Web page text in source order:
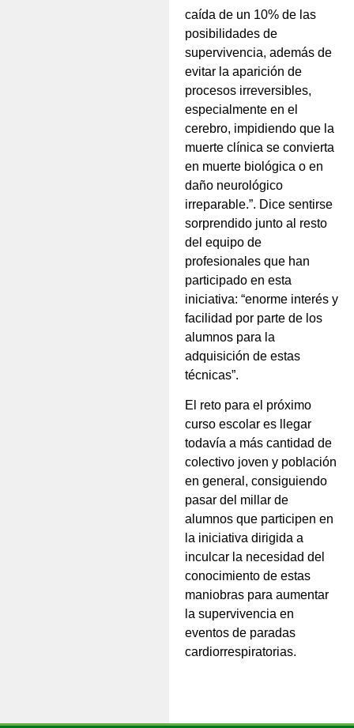
caída de un 10% de las
posibilidades de
supervivencia, además de
evitar la aparición de
procesos irreversibles,
especialmente en el
cerebro, impidiendo que la
muerte clínica se convierta
en muerte biológica o en
daño neurológico
irreparable.”. Dice sentirse
sorprendido junto al resto
del equipo de
profesionales que han
participado en esta
iniciativa: “enorme interés y
facilidad por parte de los
alumnos para la
adquisición de estas
técnicas”.
El reto para el próximo
curso escolar es llegar
todavía a más cantidad de
colectivo joven y población
en general, consiguiendo
pasar del millar de
alumnos que participen en
la iniciativa dirigida a
inculcar la necesidad del
conocimiento de estas
maniobras para aumentar
la supervivencia en
eventos de paradas
cardiorrespiratorias.